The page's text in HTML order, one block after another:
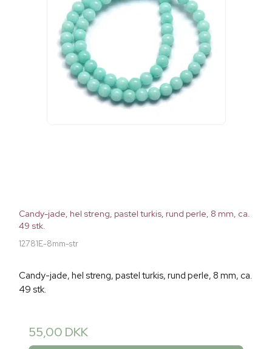
Candy-jade, hel streng, pastel turkis, rund perle, 8 mm, ca.
49 stk.
12781E-8mm-str
Candy-jade, hel streng, pastel turkis, rund perle, 8 mm, ca.
49 stk.
55,00 DKK